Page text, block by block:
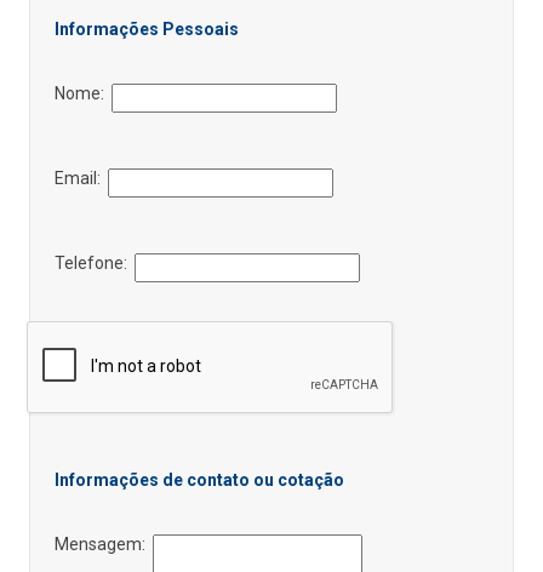
Informações Pessoais
Nome:
Email:
Telefone:
Informações de contato ou cotação
Mensagem: